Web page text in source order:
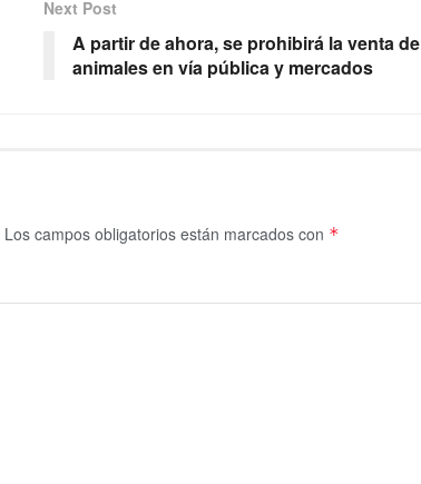
Next Post
A partir de ahora, se prohibirá la venta de
animales en vía pública y mercados
Los campos obligatorios están marcados con *